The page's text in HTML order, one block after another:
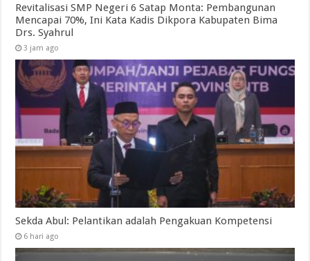
Revitalisasi SMP Negeri 6 Satap Monta: Pembangunan
Mencapai 70%, Ini Kata Kadis Dikpora Kabupaten Bima
Drs. Syahrul
3 jam ago
Sekda Abul: Pelantikan adalah Pengakuan Kompetensi
6 hari ago